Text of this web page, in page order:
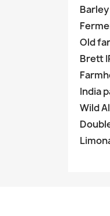
Old
Brett
India
Wild